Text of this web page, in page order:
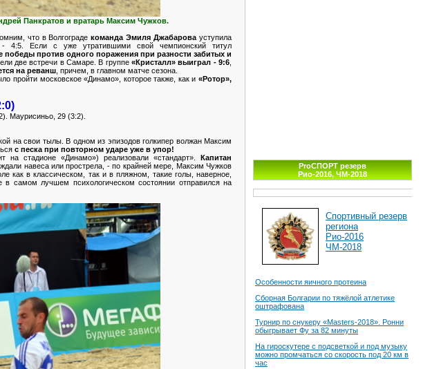
Панкратов и вратарь Максим Чужков.
что в Волгоградекоманда Эмиля Джабарова уступила
4:5. Если с уже утратившими свой чемпионский титул
победы против одного поражения при разности забитых и
две встречи в Самаре. В группе«Кристалл» выиграл - 9:6
на реванш , причем, в главном матче сезона.
пройти московское «Динамо», которое также, как и «Ротор»,
Маурисиньо, 29 (3:2).
на свои тылы. В одном из эпизодов голкипер волжан Максим
с песка при повторном ударе уже в упор!
на стадионе «Динамо») реализовали «стандарт».Капитан
навеса или прострела, - по крайней мере, Максим Чужков
как в классическом, так и в пляжном, такие голы, наверное,
в самом лучшем психологическом состоянии отправился на
ProСПОРТ резерв
Рио-2016, ЧМ-2018
Спортивный резерв
региона
Рио-2016
ЧМ-2018
Особенности яичного протеина
Сборная Болгарии по тяжёлой атлетике
оштрафована
Турнир по снукеру «Masters-2018». Ронни
обыгрывает Фу за 82 минуты
На гироскутере с подсветкой и под музыку
можно промчаться со скорость под 20 км в
час